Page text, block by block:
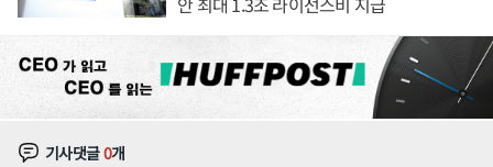
기사댓글0개